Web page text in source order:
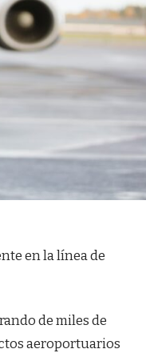
en la línea de
de miles de
aeroportuarios